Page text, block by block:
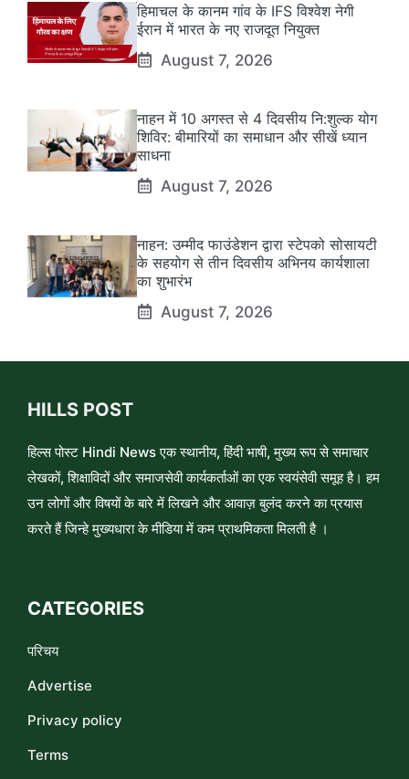
हिमाचल के कानम गांव के IFS विश्वेश नेगी
ईरान में भारत के नए राजदूत नियुक्त
August 7, 2026
नाहन में 10 अगस्त से 4 दिवसीय नि:शुल्क योग
शिविर: बीमारियों का समाधान और सीखें ध्यान
साधना
August 7, 2026
नाहन: उम्मीद फाउंडेशन द्वारा स्टेपको सोसायटी
के सहयोग से तीन दिवसीय अभिनय कार्यशाला
का शुभारंभ
August 7, 2026
HILLS POST
हिल्स पोस्ट Hindi News एक स्थानीय, हिंदी भाषी, मुख्य रूप से समाचार
लेखकों, शिक्षाविदों और समाजसेवी कार्यकर्ताओं का एक स्वयंसेवी समूह है। हम
उन लोगों और विषयों के बारे में लिखने और आवाज़ बुलंद करने का प्रयास
करते हैं जिन्हे मुख्यधारा के मीडिया में कम प्राथमिकता मिलती है ।
CATEGORIES
परिचय
Advertise
Privacy policy
Terms